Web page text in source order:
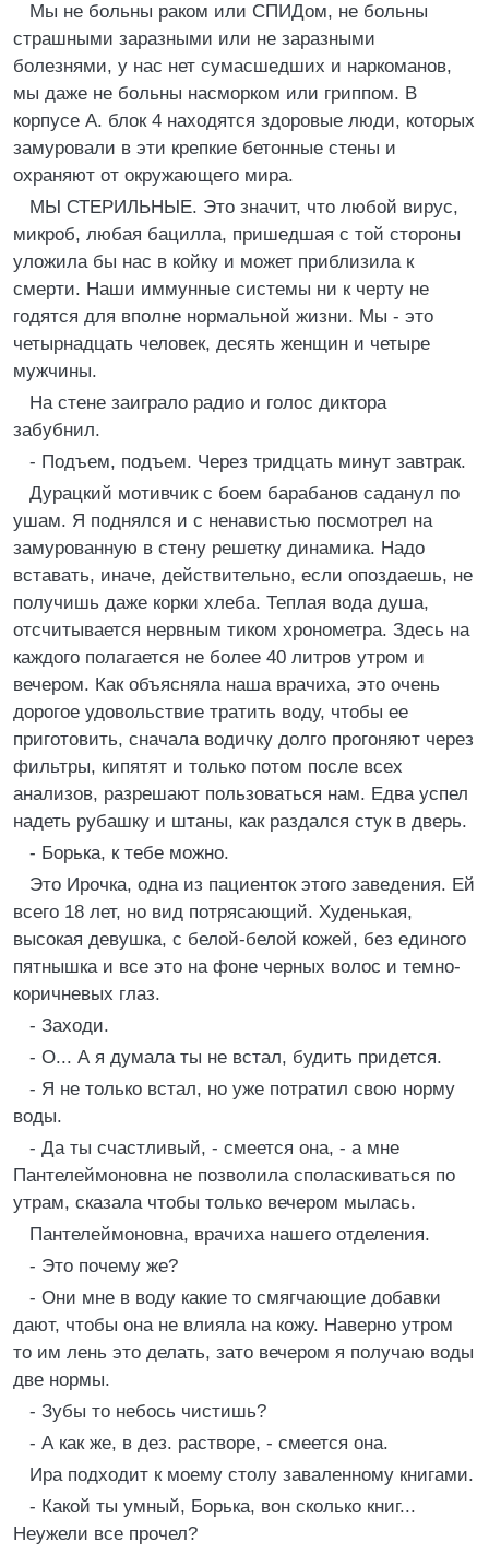
Мы не больны раком или СПИДом, не больны
страшными заразными или не заразными
болезнями, у нас нет сумасшедших и наркоманов,
мы даже не больны насморком или гриппом. В
корпусе А. блок 4 находятся здоровые люди, которых
замуровали в эти крепкие бетонные стены и
охраняют от окружающего мира.
МЫ СТЕРИЛЬНЫЕ. Это значит, что любой вирус,
микроб, любая бацилла, пришедшая с той стороны
уложила бы нас в койку и может приблизила к
смерти. Наши иммунные системы ни к черту не
годятся для вполне нормальной жизни. Мы - это
четырнадцать человек, десять женщин и четыре
мужчины.
На стене заиграло радио и голос диктора
забубнил.
- Подъем, подъем. Через тридцать минут завтрак.
Дурацкий мотивчик с боем барабанов саданул по
ушам. Я поднялся и с ненавистью посмотрел на
замурованную в стену решетку динамика. Надо
вставать, иначе, действительно, если опоздаешь, не
получишь даже корки хлеба. Теплая вода душа,
отсчитывается нервным тиком хронометра. Здесь на
каждого полагается не более 40 литров утром и
вечером. Как объясняла наша врачиха, это очень
дорогое удовольствие тратить воду, чтобы ее
приготовить, сначала водичку долго прогоняют через
фильтры, кипятят и только потом после всех
анализов, разрешают пользоваться нам. Едва успел
надеть рубашку и штаны, как раздался стук в дверь.
- Борька, к тебе можно.
Это Ирочка, одна из пациенток этого заведения. Ей
всего 18 лет, но вид потрясающий. Худенькая,
высокая девушка, с белой-белой кожей, без единого
пятнышка и все это на фоне черных волос и темно-
коричневых глаз.
- Заходи.
- О... А я думала ты не встал, будить придется.
- Я не только встал, но уже потратил свою норму
воды.
- Да ты счастливый, - смеется она, - а мне
Пантелеймоновна не позволила споласкиваться по
утрам, сказала чтобы только вечером мылась.
Пантелеймоновна, врачиха нашего отделения.
- Это почему же?
- Они мне в воду какие то смягчающие добавки
дают, чтобы она не влияла на кожу. Наверно утром
то им лень это делать, зато вечером я получаю воды
две нормы.
- Зубы то небось чистишь?
- А как же, в дез. растворе, - смеется она.
Ира подходит к моему столу заваленному книгами.
- Какой ты умный, Борька, вон сколько книг...
Неужели все прочел?